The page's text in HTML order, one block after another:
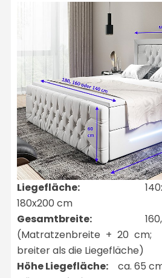
Liegefläche: 140x200,
180x200 cm
Gesamtbreite: 160,
(Matratzenbreite + 20 cm;
breiter als die Liegefläche)
Höhe Liegefläche: ca. 65